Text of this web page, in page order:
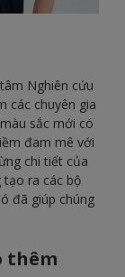
Nghiên cứu
các chuyên gia
sắc mới có
đam mê với
chi tiết của
tạo ra các bộ
đã giúp chúng
thêm